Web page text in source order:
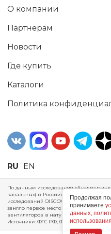
О компании
Партнерам
Новости
Где купить
Каталоги
Политика
RU EN
По данным исследования «Анализ
канальных) в России», проведенного
исследований DISCOVERY RESEARCH
заняло первое место по
вентиляторов в натуральном и
Источники: ФТС РФ, ФСГС РФ,
Продолжая
принимаете
данных,